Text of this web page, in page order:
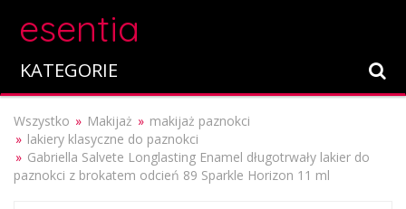
esentia
KATEGORIE
Wszystko Makijaż
makijaż paznokci
lakiery klasyczne do paznokci
Gabriella Salvete Longlasting Enamel długotrwały lakier do
paznokci z brokatem odcień 89 Sparkle Horizon 11 ml